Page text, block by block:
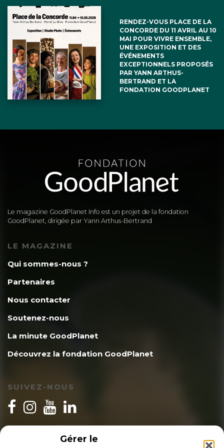
Gérer le
pile à combustible en assurant la
propulsion avec des moteurs
électriques utilisant l’électricité produite
par la pile à combustible serait
probablement moins intéressante par
le fait qu’elle alourdirait la structure et
Baiendard
RENDEZ-VOUS PLACE DE LA
CONCORDE DU 11 AVRIL AU 10
MAI POUR VIVRE ENSEMBLE,
UNE EXPOSITION ET DES
ÉVÉNEMENTS
EXCEPTIONNELS PROPOSÉS
PAR YANN ARTHUS-
BERTRAND ET LA
FONDATION GOODPLANET
Le magazine GoodPlanet Info est un projet de la fondation
GoodPlanet, dirigée par Yann Arthus-Bertrand
LE MAGAZINE
Qui sommes-nous ?
Partenaires
Nous contacter
Soutenez-nous
La minute GoodPlanet
Découvrez la fondation GoodPlanet
SUIVEZ-NOUS
INSCRIPTION NEWSLETTER